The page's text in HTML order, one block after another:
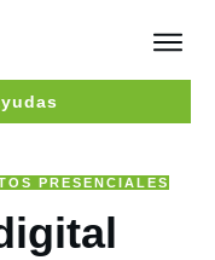
PRESENCIALES